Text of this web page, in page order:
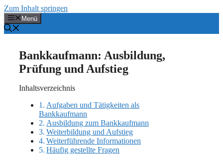
Zum Inhalt springen
Menü
Bankkaufmann: Ausbildung,
Prüfung und Aufstieg
Inhaltsverzeichnis
Aufgaben und Tätigkeiten als
Bankkaufmann
Ausbildung zum Bankkaufmann
Weiterbildung und Aufstieg
Weiterführende Informationen
Häufig gestellte Fragen